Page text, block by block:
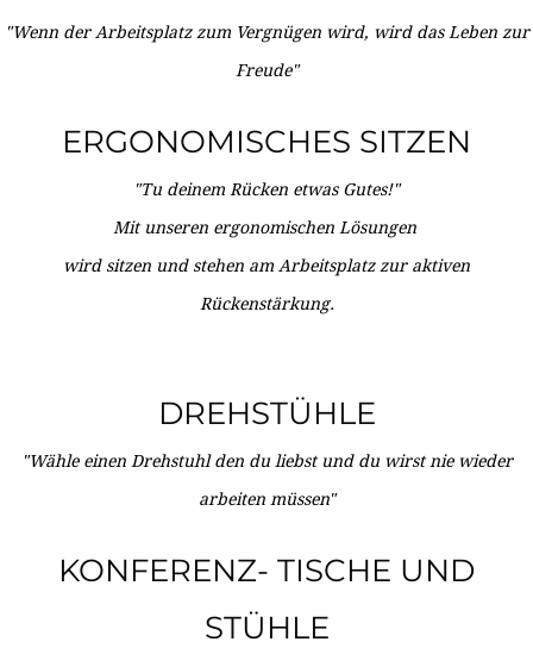
"Wenn der Arbeitsplatz zum Vergnügen wird, wird das Leben zur
Freude"
ERGONOMISCHES SITZEN
"Tu deinem Rücken etwas Gutes!"
Mit unseren ergonomischen Lösungen
wird sitzen und stehen am Arbeitsplatz zur aktiven
Rückenstärkung.
DREHSTÜHLE
"Wähle einen Drehstuhl den du liebst und du wirst nie wieder
arbeiten müssen"
KONFERENZ- TISCHE UND
STÜHLE